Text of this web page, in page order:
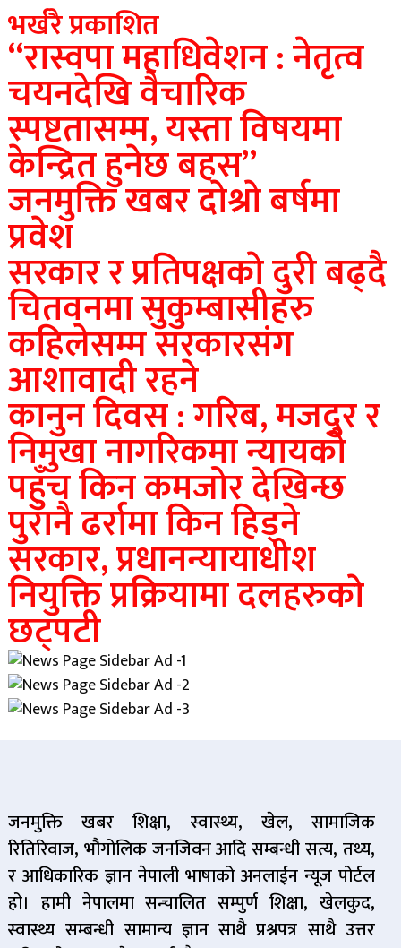
भर्खरै प्रकाशित
“रास्वपा महाधिवेशन : नेतृत्व
चयनदेखि वैचारिक
स्पष्टतासम्म, यस्ता विषयमा
केन्द्रित हुनेछ बहस”
जनमुक्ति खबर दाेश्राे बर्षमा
प्रवेश
सरकार र प्रतिपक्षकाे दुरी बढ्दै
चितवनमा सुकुम्बासीहरु
कहिलेसम्म सरकारसंग
आशावादी रहने
कानुन दिवस : गरिब, मजदुर र
निमुखा नागरिकमा न्यायको
पहुँच किन कमजोर देखिन्छ
पुरानै ढर्रामा किन हिड्ने
सरकार, प्रधानन्यायाधीश
नियुक्ति प्रक्रियामा दलहरुकाे
छट्पटी
जनमुक्ति खबर शिक्षा, स्वास्थ्य, खेल, सामाजिक
रितिरिवाज, भौगोलिक जनजिवन आदि सम्बन्धी सत्य, तथ्य,
र आधिकारिक ज्ञान नेपाली भाषाको अनलाईन न्यूज पोर्टल
हो। हामी नेपालमा सन्चालित सम्पुर्ण शिक्षा, खेलकुद,
स्वास्थ्य सम्बन्धी सामान्य ज्ञान साथै प्रश्नपत्र साथै उत्तर